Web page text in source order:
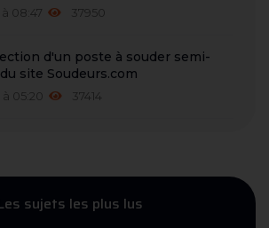
08:47 37950
d'un poste à souder semi-
site Soudeurs.com
à 05:20 37414
sujets les plus lus